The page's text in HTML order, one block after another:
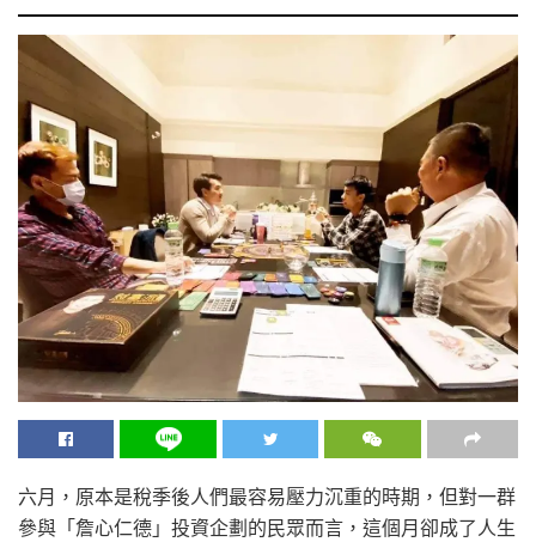
六月，原本是稅季後人們最容易壓力沉重的時期，但對一群
參與「詹心仁德」投資企劃的民眾而言，這個月卻成了人生